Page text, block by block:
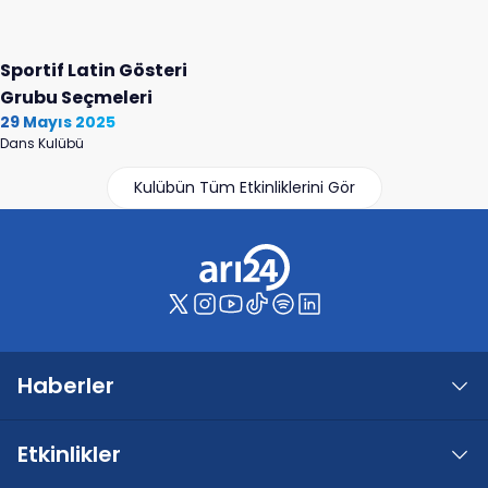
Sportif Latin Gösteri
Grubu Seçmeleri
29 Mayıs 2025
Dans Kulübü
Kulübün Tüm Etkinliklerini Gör
Haberler
Etkinlikler